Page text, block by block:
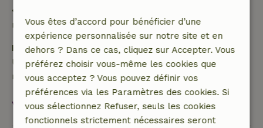
• Le jour de l'arrivée ou après : aucun
remboursement
Dépôt de sécurité
Une caution de 250,00 € s'applique. Tu seras
remboursé après le départ.
Voir tout
Vous êtes d’accord pour bénéficier d’une
expérience personnalisée sur notre site et en
dehors ? Dans ce cas, cliquez sur Accepter. Vous
préférez choisir vous-même les cookies que
vous acceptez ? Vous pouvez définir vos
préférences via les Paramètres des cookies. Si
vous sélectionnez Refuser, seuls les cookies
fonctionnels strictement nécessaires seront